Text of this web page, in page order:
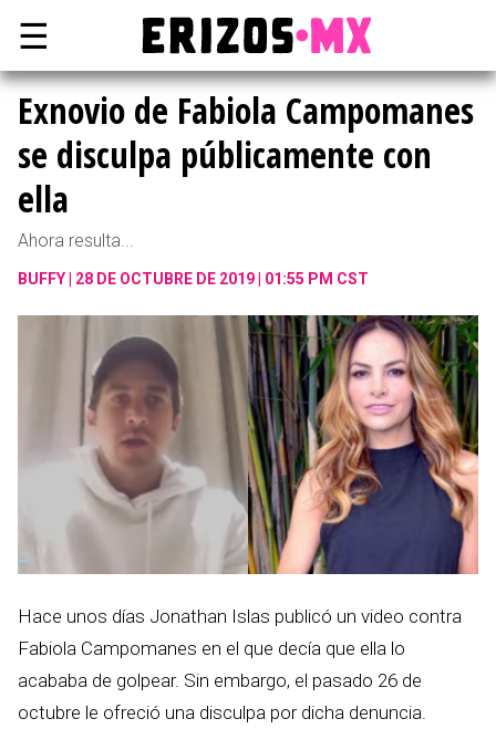
☰
Exnovio de Fabiola Campomanes
se disculpa públicamente con
ella
Ahora resulta...
BUFFY 28 DE OCTUBRE DE 2019 | 01:55 PM CST
Hace unos días Jonathan Islas publicó un video contra
Fabiola Campomanes en el que decía que ella lo
acababa de golpear. Sin embargo, el pasado 26 de
octubre le ofreció una disculpa por dicha denuncia.